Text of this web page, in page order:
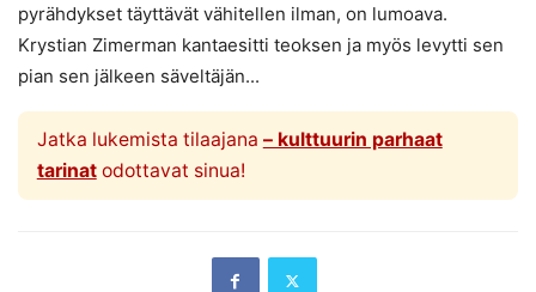
pyrähdykset täyttävät vähitellen ilman, on lumoava.
Krystian Zimerman kantaesitti teoksen ja myös levytti sen
pian sen jälkeen säveltäjän...
Jatka lukemista tilaajana – kulttuurin parhaat
tarinatodottavat sinua!